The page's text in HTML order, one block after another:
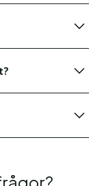
ökad storlek.
och ditt